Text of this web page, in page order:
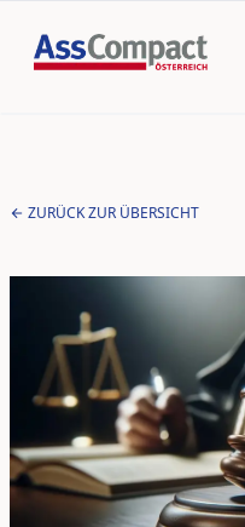
ZURÜCK ZUR ÜBERSICHT